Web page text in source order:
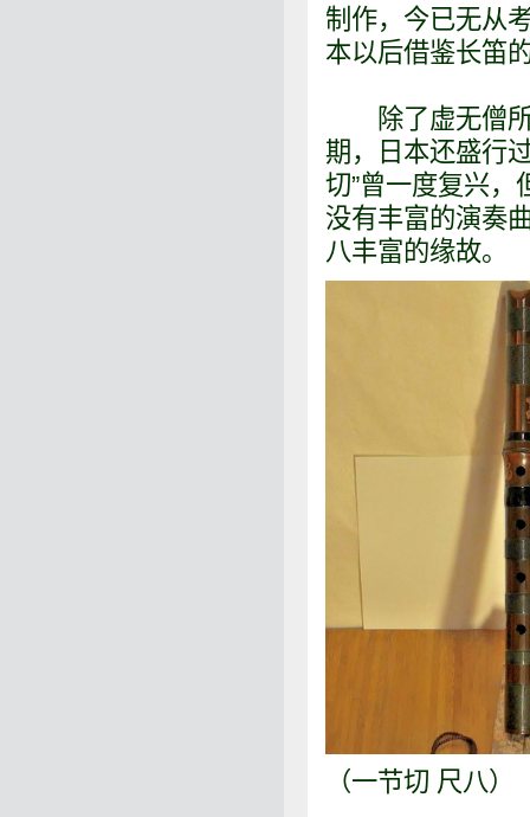
制作，今已无从
本以后借鉴长笛
除了虚无僧所
期，日本还盛行
切”曾一度复兴，
没有丰富的演奏
八丰富的缘故。
（一节切 尺八）